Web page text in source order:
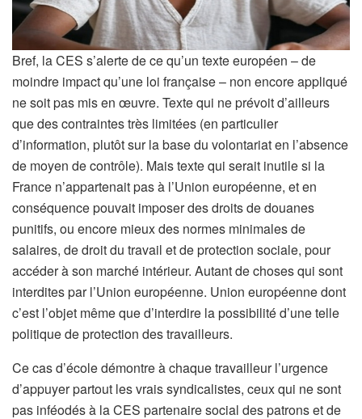
Bref, la CES s’alerte de ce qu’un texte européen – de
moindre impact qu’une loi française – non encore appliqué
ne soit pas mis en œuvre. Texte qui ne prévoit d’ailleurs
que des contraintes très limitées (en particulier
d’information, plutôt sur la base du volontariat en l’absence
de moyen de contrôle). Mais texte qui serait inutile si la
France n’appartenait pas à l’Union européenne, et en
conséquence pouvait imposer des droits de douanes
punitifs, ou encore mieux des normes minimales de
salaires, de droit du travail et de protection sociale, pour
accéder à son marché intérieur. Autant de choses qui sont
interdites par l’Union européenne. Union européenne dont
c’est l’objet même que d’interdire la possibilité d’une telle
politique de protection des travailleurs.
Ce cas d’école démontre à chaque travailleur l’urgence
d’appuyer partout les vrais syndicalistes, ceux qui ne sont
pas inféodés à la CES partenaire social des patrons et de